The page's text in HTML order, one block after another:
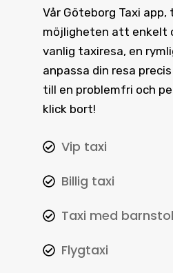
Vår Göteborg Taxi
möjligheten att enkelt
vanlig taxiresa, en
anpassa din resa
till en problemfri och
klick bort!
Vip taxi
Billig taxi
Taxi med barnstol
Flygtaxi